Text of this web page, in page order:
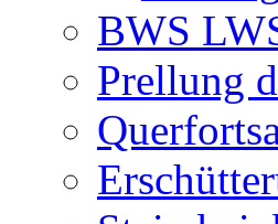
BWS
Prellung